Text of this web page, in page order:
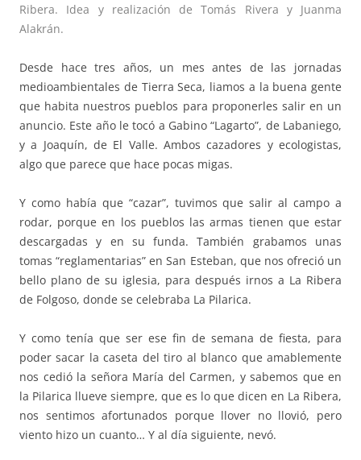
Ribera. Idea y realización de Tomás Rivera y Juanma
Alakrán.
Desde hace tres años, un mes antes de las jornadas
medioambientales de Tierra Seca, liamos a la buena gente
que habita nuestros pueblos para proponerles salir en un
anuncio. Este año le tocó a Gabino “Lagarto”, de Labaniego,
y a Joaquín, de El Valle. Ambos cazadores y ecologistas,
algo que parece que hace pocas migas.
Y como había que “cazar”, tuvimos que salir al campo a
rodar, porque en los pueblos las armas tienen que estar
descargadas y en su funda. También grabamos unas
tomas “reglamentarias” en San Esteban, que nos ofreció un
bello plano de su iglesia, para después irnos a La Ribera
de Folgoso, donde se celebraba La Pilarica.
Y como tenía que ser ese fin de semana de fiesta, para
poder sacar la caseta del tiro al blanco que amablemente
nos cedió la señora María del Carmen, y sabemos que en
la Pilarica llueve siempre, que es lo que dicen en La Ribera,
nos sentimos afortunados porque llover no llovió, pero
viento hizo un cuanto… Y al día siguiente, nevó.